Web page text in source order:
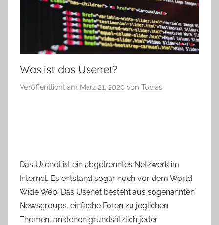
Was ist das Usenet?
Veröffentlicht am März 21, 2020 von Tobias
Das Usenet ist ein abgetrenntes Netzwerk im
Internet. Es entstand sogar noch vor dem World
Wide Web. Das Usenet besteht aus sogenannten
Newsgroups, einfache Foren zu jeglichen
Themen, an denen grundsätzlich jeder